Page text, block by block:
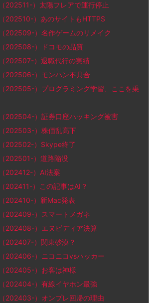
）太陽フレアで運行停止
202510-）あのサイトもHTTPS
202509-）名作ゲームのリメイク
202508-）ドコモの品質
202507-）退職代行の実績
202506-）モンハン不具合
202505-）プログラミング学習、ここを乗
202504-）証券口座ハッキング被害
202503-）株価乱高下
202502-）Skype終了
202501-）道路陥没
202412-）AI法案
）この記事はAI？
202410-）新Mac発表
202409-）スマートメガネ
202408-）エヌビディア決算
202407-）関東砂漠？
202406-）ニコニコvsハッカー
202405-）お客は神様
202404-）有線イヤホン最強
202403-）オンプレ回帰の理由